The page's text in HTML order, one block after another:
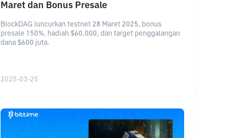
Maret dan Bonus Presale
BlockDAG luncurkan testnet 28 Maret 2025, bonus
presale 150%, hadiah $60.000, dan target penggalangan
dana $600 juta.
2025-03-25